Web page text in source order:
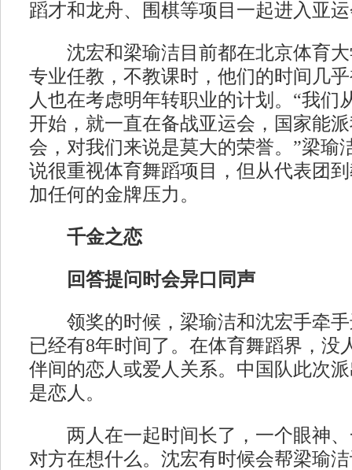
蹈才和龙舟、围棋等项目一起进入亚
沈宏和梁瑜洁目前都在北京体育大
专业任教，不教课时，他们的时间几
人也在考虑明年转职业的计划。“我们
开始，就一直在备战亚运会，国家能
会，对我们来说是莫大的荣誉。”梁瑜
说很重视体育舞蹈项目，但从代表团
加任何的金牌压力。
千金之恋
回答提问时会异口同声
领奖的时候，梁瑜洁和沈宏手牵手
已经有8年时间了。在体育舞蹈界，没
伴间的恋人或爱人关系。中国队此次
是恋人。
两人在一起时间长了，一个眼神、
对方在想什么。沈宏有时候会帮梁瑜